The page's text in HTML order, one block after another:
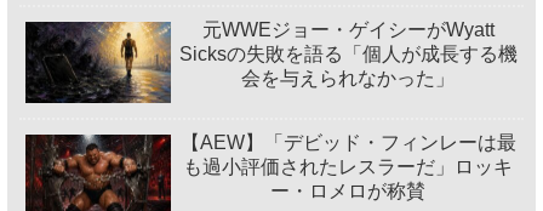
元WWEジョー・ゲイシーがWyatt
Sicksの失敗を語る「個人が成長する機
会を与えられなかった」
【AEW】「デビッド・フィンレーは最
も過小評価されたレスラーだ」ロッキ
ー・ロメロが称賛